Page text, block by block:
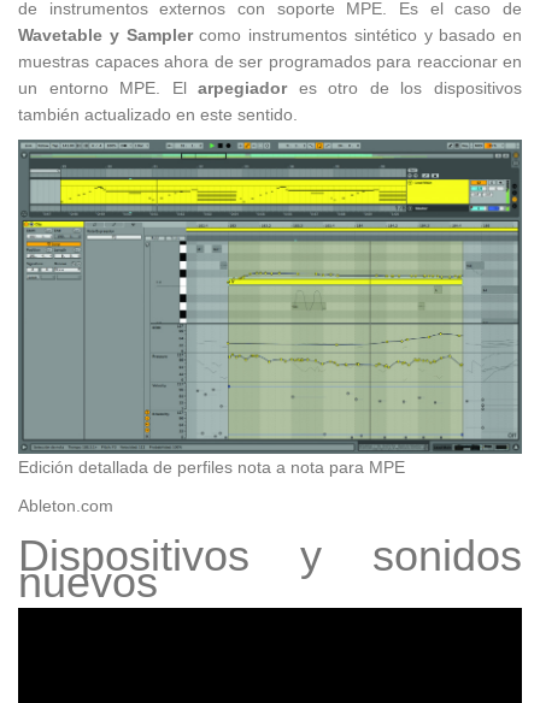
de instrumentos externos con soporte MPE. Es el caso de
Wavetable y Samplercomo instrumentos sintético y basado en
muestras capaces ahora de ser programados para reaccionar en
un entorno MPE. Elarpegiadores otro de los dispositivos
también actualizado en este sentido.
Edición detallada de perfiles nota a nota para MPE
Ableton.com
Dispositivos y sonidos
nuevos